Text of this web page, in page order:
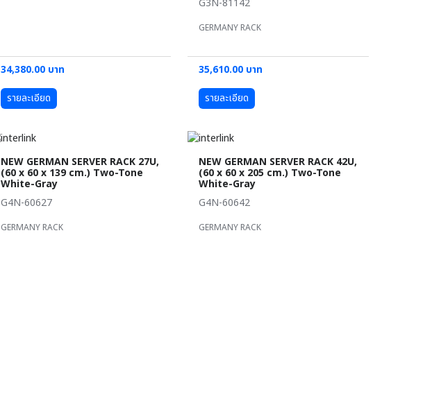
34,380.00 บาท
รายละเอียด
G3N-81142
GERMANY RACK
35,610.00 บาท
รายละเอียด
NEW GERMAN SERVER RACK 27U,
(60 x 60 x 139 cm.) Two-Tone
White-Gray
G4N-60627
GERMANY RACK
NEW GERMAN SERVER RACK 42U,
(60 x 60 x 205 cm.) Two-Tone
White-Gray
G4N-60642
GERMANY RACK